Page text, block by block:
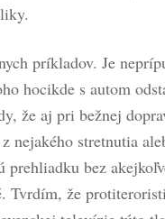
príkladov. Je
hocikde s autom
že aj pri bežnej
nejakého stretnutia
prehliadku bez
že